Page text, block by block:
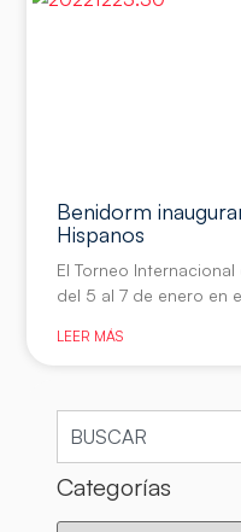
Benidorm
Hispanos
El Torneo
del 5 al 7 de enero en
LEER MÁS
Categorías